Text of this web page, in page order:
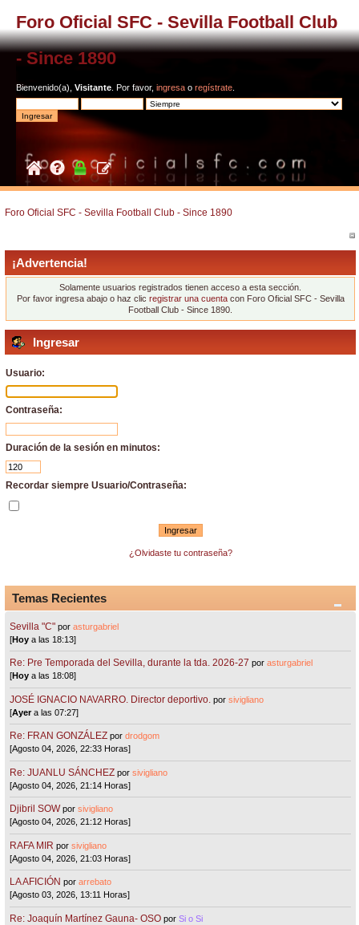
Foro Oficial SFC - Sevilla Football Club
- Since 1890
Bienvenido(a), Visitante . Por favor, ingresa o regístrate
Foro Oficial SFC - Sevilla Football Club - Since 1890
¡Advertencia!
Solamente usuarios registrados tienen acceso a esta sección.
Por favor ingresa abajo o haz clic registrar una cuentacon Foro Oficial SFC - Sevilla
Football Club - Since 1890.
Ingresar
Usuario:
Contraseña:
Duración de la sesión en minutos:
Recordar siempre Usuario/Contraseña:
¿Olvidaste tu contraseña?
Temas Recientes
Sevilla "C"porasturgabriel
[Hoy a las 18:13]
Re: Pre Temporada del Sevilla, durante la tda. 2026-27 porasturgabriel
[Hoy a las 18:08]
JOSÉ IGNACIO NAVARRO. Director deportivo. porsivigliano
[Ayera las 07:27]
Re: FRAN GONZÁLEZ pordrodgom
[Agosto 04, 2026, 22:33 Horas]
Re: JUANLU SÁNCHEZ porsivigliano
[Agosto 04, 2026, 21:14 Horas]
Djibril SOW porsivigliano
[Agosto 04, 2026, 21:12 Horas]
RAFA MIR porsivigliano
[Agosto 04, 2026, 21:03 Horas]
LA AFICIÓN porarrebato
[Agosto 03, 2026, 13:11 Horas]
Re: Joaquín Martínez Gauna- OSO porSi o Si